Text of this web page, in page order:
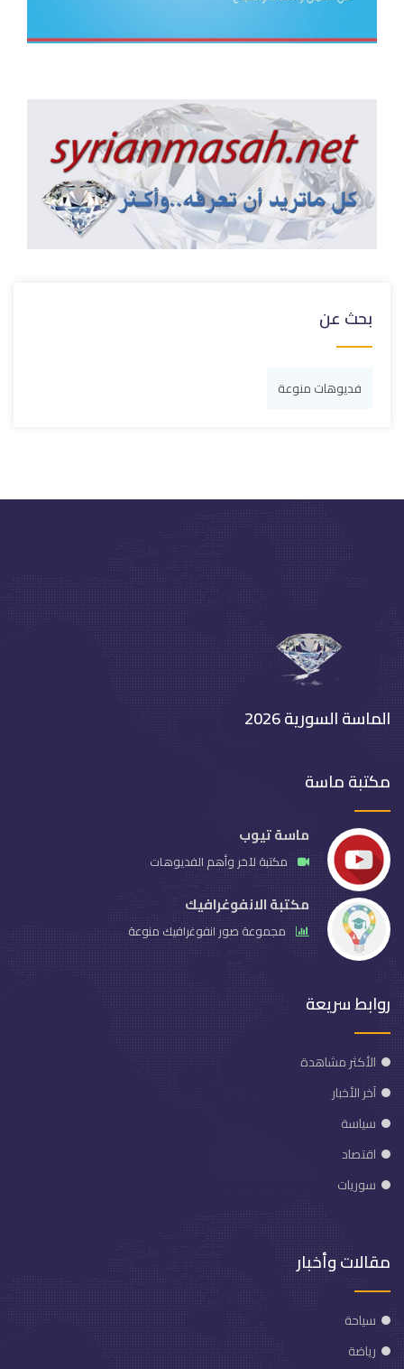
بحث عن
فديوهات منوعة
الماسة السورية 2026
مكتبة ماسة
ماسة تيوب
مكتبة لآخر وأهم الفديوهات
مكتبة الانفوغرافيك
مجموعة صور انفوغرافيك منوعة
روابط سريعة
الأكثر مشاهدة
آخر الأخبار
سياسة
اقتصاد
سوريات
مقالات وأخبار
سياحة
رياضة